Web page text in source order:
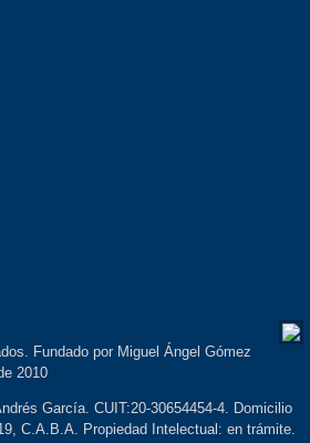
Fundado por Miguel Ángel Gómez
2010
García. CUIT:20-30654454-4. Domicilio
C.A.B.A. Propiedad Intelectual: en trámite.